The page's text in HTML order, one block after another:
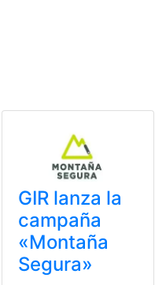
GIR lanza la
campaña
«Montaña
Segura»